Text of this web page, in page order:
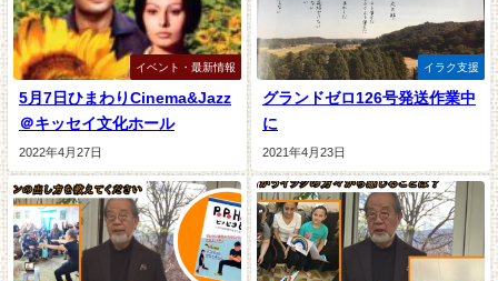
イベント・最新情報
5月7日ひまわりCinema&Jazz
＠キッセイ文化ホール
2022年4月27日
イラク支援
グランドゼロ126号発送作業中
に
2021年4月23日